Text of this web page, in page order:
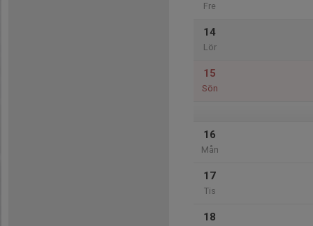
Fre
14
Lör
15
Sön
16
Mån
17
Tis
18